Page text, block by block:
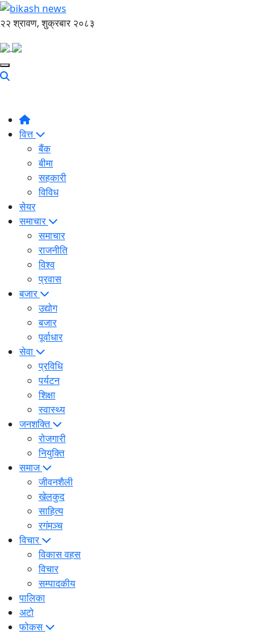
२२ श्रावण, शुक्रबार २०८३
वित्त
बैंक
बीमा
सहकारी
विविध
सेयर
समाचार
समाचार
राजनीति
विश्व
प्रवास
बजार
उद्योग
बजार
पूर्वाधार
सेवा
प्रविधि
पर्यटन
शिक्षा
स्वास्थ्य
जनशक्ति
रोजगारी
नियुक्ति
समाज
जीवनशैली
खेलकुद
साहित्य
रगंमञ्च
विचार
विकास वहस
विचार
सम्पादकीय
पालिका
अटो
फोकस